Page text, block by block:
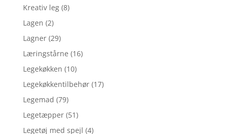
Kreativ leg (8)
Lagen (2)
Lagner (29)
Læringstårne (16)
Legekøkken (10)
Legekøkkentilbehør (17)
Legemad (79)
Legetæpper (51)
Legetøj med spejl (4)